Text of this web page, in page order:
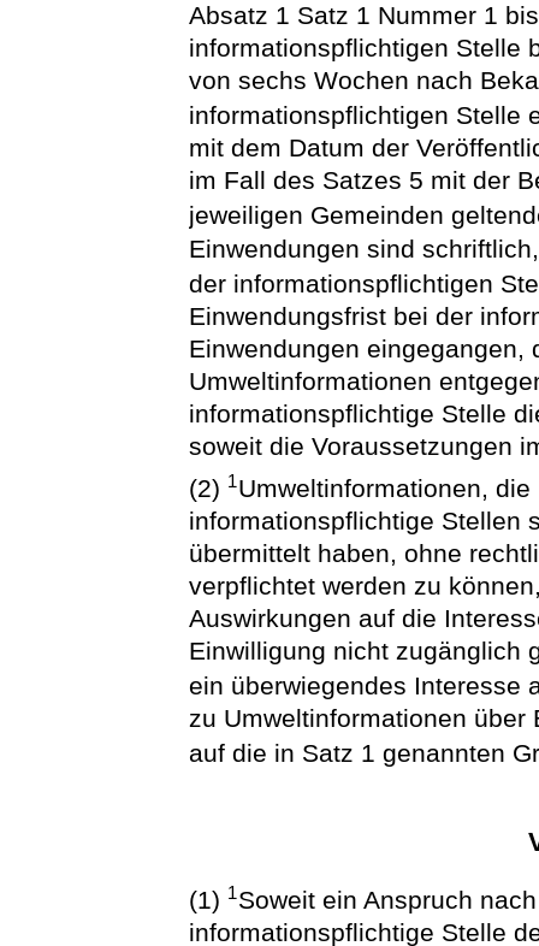
Absatz 1 Satz 1 Nummer 1
informationspflichtigen Stelle
von sechs Wochen nach
informationspflichtigen Stelle
mit dem Datum der
im Fall des Satzes 5 mit der
jeweiligen Gemeinden
Einwendungen sind
der informationspflichtigen
Einwendungsfrist bei der
Einwendungen eingegangen,
Umweltinformationen
informationspflichtige Stelle
soweit die Voraussetzungen
(2) 1Umweltinformationen,
informationspflichtige Stellen
übermittelt haben, ohne
verpflichtet werden zu
Auswirkungen auf die
Einwilligung nicht zugänglich
ein überwiegendes Interesse
zu Umweltinformationen
auf die in Satz 1 genannten
(1) 1Soweit ein Anspruch
informationspflichtige Stelle